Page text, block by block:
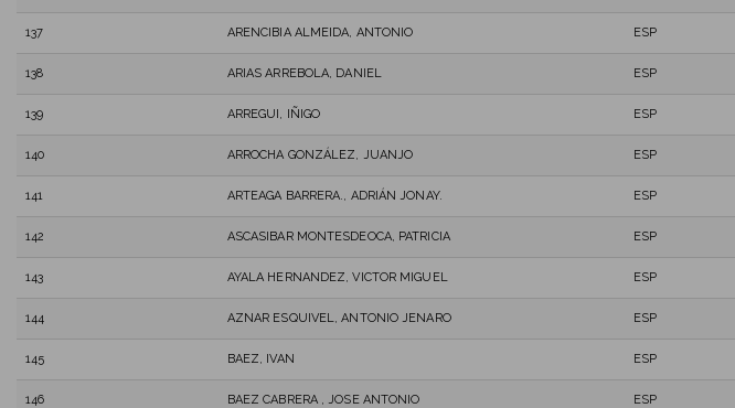
137 ARENCIBIA ALMEIDA, ANTONIO ESP
138 ARIAS ARREBOLA, DANIEL ESP
139 ARREGUI, IÑIGO ESP
140 ARROCHA GONZÁLEZ, JUANJO ESP
141 ARTEAGA BARRERA., ADRIÁN JONAY. ESP
142 ASCASIBAR MONTESDEOCA, PATRICIA ESP
143 AYALA HERNANDEZ, VICTOR MIGUEL ESP
144 AZNAR ESQUIVEL, ANTONIO JENARO ESP
145 BAEZ, IVAN ESP
146 BAEZ CABRERA , JOSE ANTONIO ESP